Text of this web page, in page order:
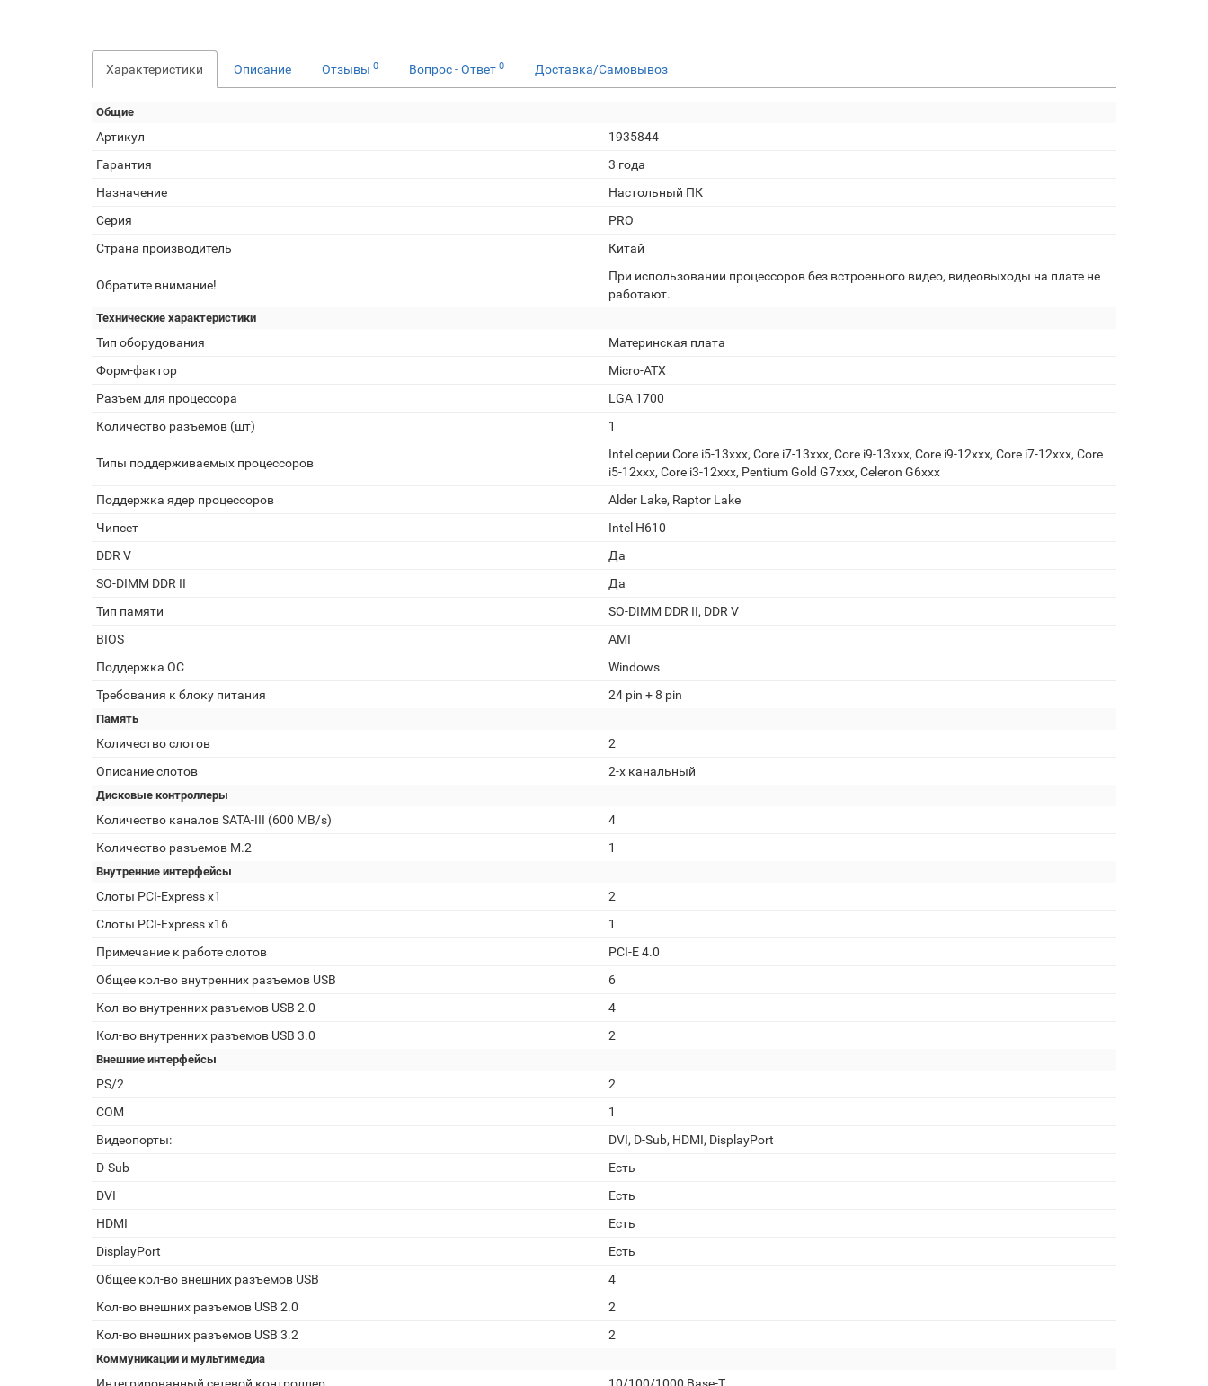
Характеристики Описание Отзывы 0 Вопрос - Ответ 0 Доставка/Самовывоз
Общие
Артикул
1935844
Гарантия
3 года
Назначение
Настольный ПК
Серия
PRO
Страна производитель
Китай
Обратите внимание!
При использовании процессоров без встроенного видео, видеовыходы на плате не
работают.
Технические характеристики
Тип оборудования
Материнская плата
Форм-фактор
Micro-ATX
Разъем для процессора
LGA 1700
Количество разъемов (шт)
1
Типы поддерживаемых процессоров
Intel серии Core i5-13xxx, Core i7-13xxx, Core i9-13xxx, Core i9-12xxx, Core i7-12xxx, Core
i5-12xxx, Core i3-12xxx, Pentium Gold G7xxx, Celeron G6xxx
Поддержка ядер процессоров
Alder Lake, Raptor Lake
Чипсет
Intel H610
DDR V
Да
SO-DIMM DDR II
Да
Тип памяти
SO-DIMM DDR II, DDR V
BIOS
AMI
Поддержка ОС
Windows
Требования к блоку питания
24 pin + 8 pin
Память
Количество слотов
2
Описание слотов
2-х канальный
Дисковые контроллеры
Количество каналов SATA-III (600 MB/s)
4
Количество разъемов M.2
1
Внутренние интерфейсы
Слоты PCI-Express x1
2
Слоты PCI-Express x16
1
Примечание к работе слотов
PCI-E 4.0
Общее кол-во внутренних разъемов USB
6
Кол-во внутренних разъемов USB 2.0
4
Кол-во внутренних разъемов USB 3.0
2
Внешние интерфейсы
PS/2
2
COM
1
Видеопорты:
DVI, D-Sub, HDMI, DisplayPort
D-Sub
Есть
DVI
Есть
HDMI
Есть
DisplayPort
Есть
Общее кол-во внешних разъемов USB
4
Кол-во внешних разъемов USB 2.0
2
Кол-во внешних разъемов USB 3.2
2
Коммуникации и мультимедиа